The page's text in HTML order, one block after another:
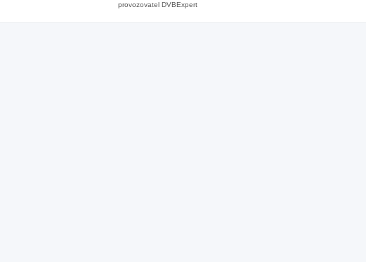
provozovatel DVBExpert